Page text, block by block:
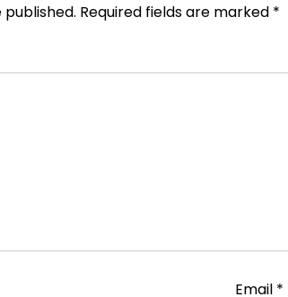
Required fields are marked *
Email *